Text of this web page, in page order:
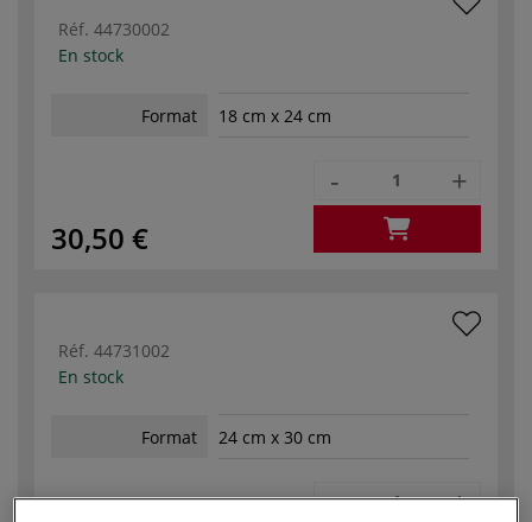
Réf. 44730002
En stock
Format 18 cm x 24 cm
30,50 €
- +
Réf. 44731002
En stock
Format 24 cm x 30 cm
- +